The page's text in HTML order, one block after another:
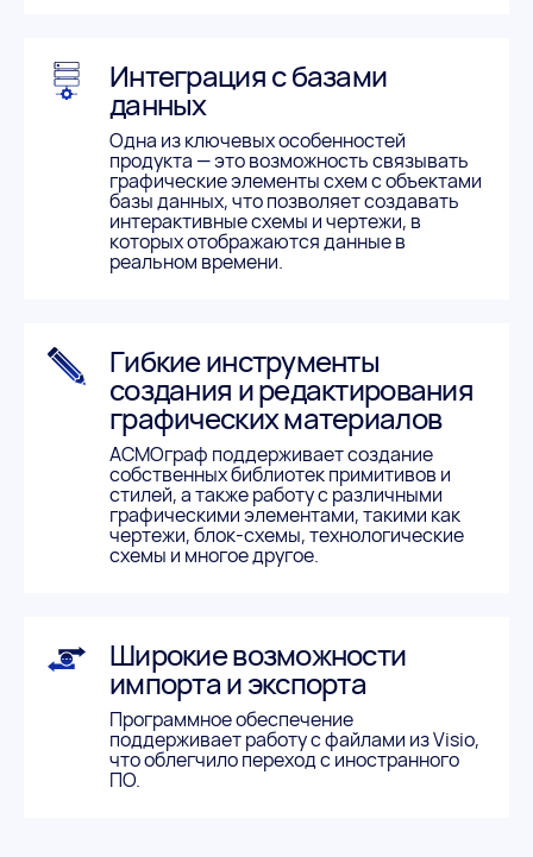
Интеграция с базами
данных
Одна из ключевых особенностей
продукта — это возможность связывать
графические элементы схем с объектами
базы данных, что позволяет создавать
интерактивные схемы и чертежи, в
которых отображаются данные в
реальном времени.
Гибкие инструменты
создания и редактирования
графических материалов
АСМОграф поддерживает создание
собственных библиотек примитивов и
стилей, а также работу с различными
графическими элементами, такими как
чертежи, блок-схемы, технологические
схемы и многое другое.
Широкие возможности
импорта и экспорта
Программное обеспечение
поддерживает работу с файлами из Visio,
что облегчило переход с иностранного
ПО.